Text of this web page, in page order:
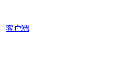
| 客户端